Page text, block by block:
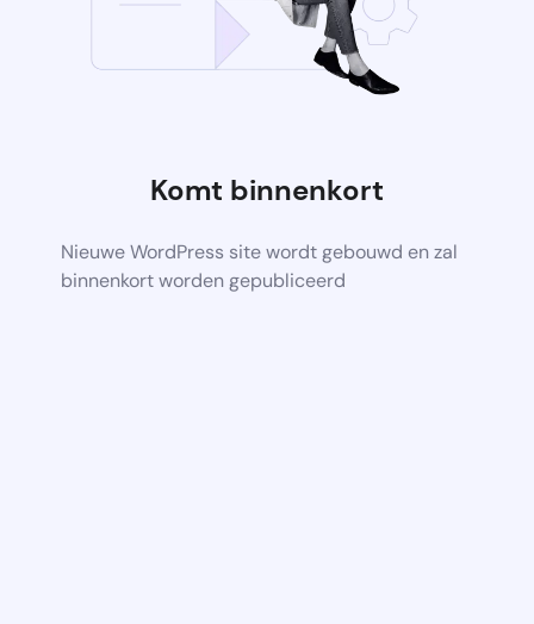
Komt binnenkort
Nieuwe WordPress site wordt gebouwd en zal
binnenkort worden gepubliceerd